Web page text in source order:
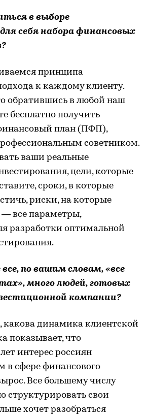
в выборе
себя набора финансовых
принципа
к каждому клиенту.
обратившись в любой наш
бесплатно получить
план (ПФП),
советником.
ваши реальные
цели, которые
сроки, в которые
риски, на которые
все параметры,
разработки оптимальной
по вашим словам, «все
много людей, готовых
компании?
какова динамика клиентской
показывает, что
интерес россиян
в сфере финансового
Все большему числу
структурировать свои
хочет разобраться